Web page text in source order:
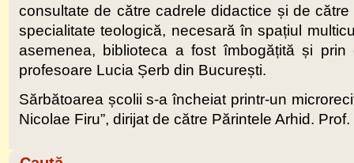
consultate de către cadrele didactice și de
specialitate teologică, necesară în spațiul
asemenea, biblioteca a fost îmbogățită și
profesoare Lucia Șerb din București.
Sărbătoarea școlii s-a încheiat printr-un
Nicolae Firu”, dirijat de către Părintele Arhid.